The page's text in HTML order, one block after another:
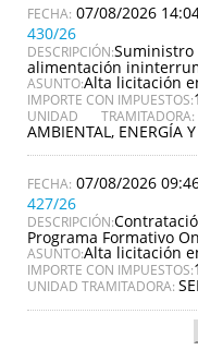
07/08/2026
430/26
DESCRIPCIÓN:
alimentación
ASUNTO:Alta licitación
IMPORTE CON IMPUESTOS:
UNIDAD
AMBIENTAL, ENERGÍA
07/08/2026
427/26
DESCRIPCIÓN:
Programa Formativo
ASUNTO:Alta licitación
IMPORTE CON IMPUESTOS:
UNIDAD TRAMITADORA: